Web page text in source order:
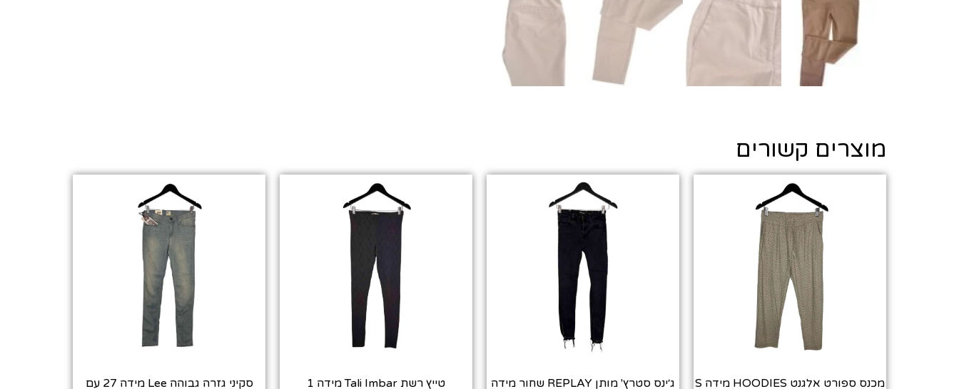
מוצרים קשורים
מכנס ספורט אלגנט HOODIES מידה S
ג׳ינס סטרץ' מותן REPLAY שחור מידה
טייץ רשת Tali Imbar מידה 1
סקיני גזרה גבוהה Lee מידה 27 עם